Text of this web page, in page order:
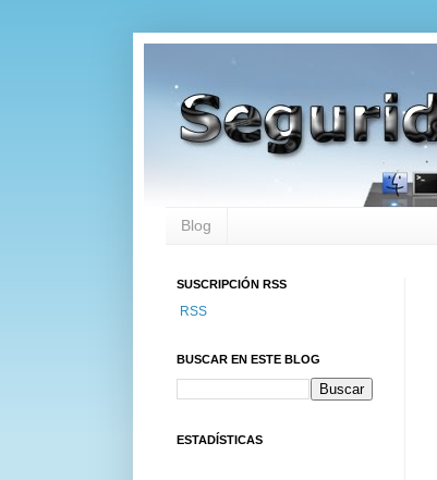
Blog
SUSCRIPCIÓN RSS
RSS
BUSCAR EN ESTE BLOG
ESTADÍSTICAS